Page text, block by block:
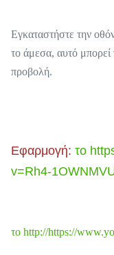
Εγκαταστήστε την
το άμεσα, αυτό μπορεί
προβολή.
Εφαρμογή: το
v=Rh4-
το http://https://